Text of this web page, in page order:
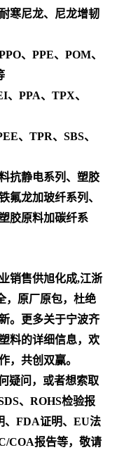
寒尼龙、尼龙增韧
、PPE、POM、
、PPA、TPX、
、TPR、SBS、
抗静电系列、塑胶
氟龙加玻纤系列、
胶原料加碳纤系
销售供旭化成,江浙
，原厂原包，杜绝
。更多关于宁波齐
料的详细信息，欢
，共创双赢。
疑问，或者想索取
、ROHS检验报
、FDA证明、EU法
COA报告等，敬请